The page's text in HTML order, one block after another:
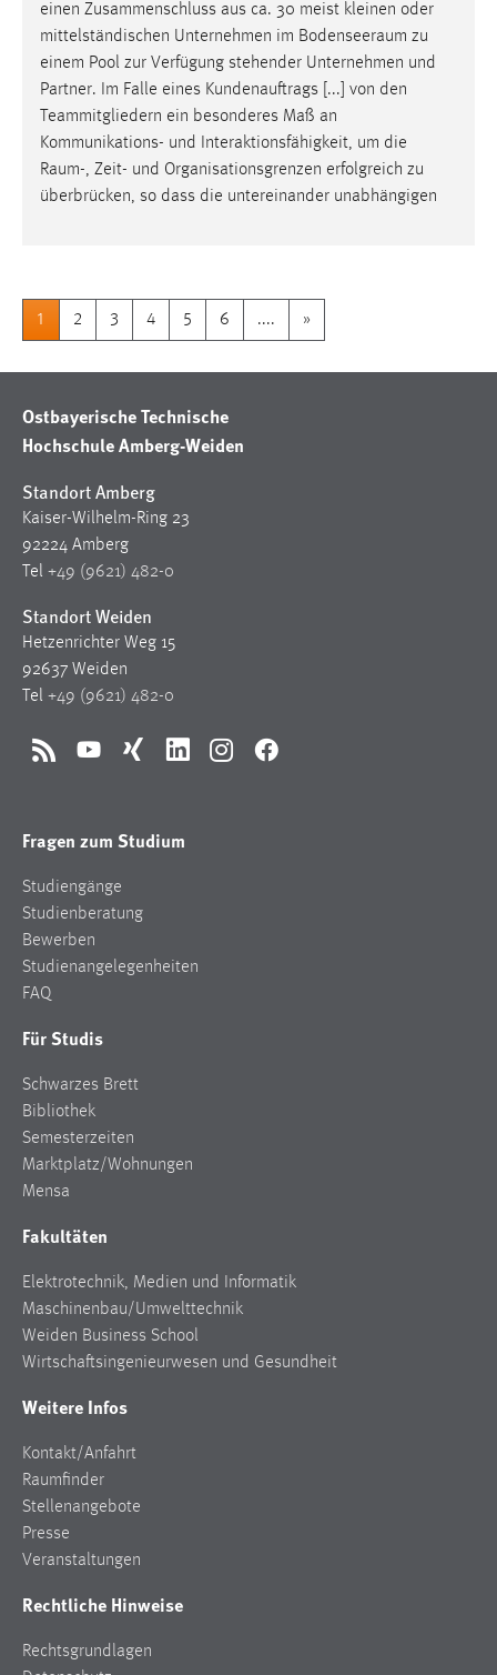
einen Zusammenschluss aus ca. 30 meist kleinen oder
mittelständischen Unternehmen im Bodenseeraum zu
einem Pool zur Verfügung stehender Unternehmen und
Partner. Im Falle eines Kundenauftrags [...] von den
Teammitgliedern ein besonderes Maß an
Kommunikations- und Interaktionsfähigkeit, um die
Raum-, Zeit- und Organisationsgrenzen erfolgreich zu
überbrücken, so dass die untereinander unabhängigen
1 2 3 4 5 6 .... »
Ostbayerische Technische
Hochschule Amberg-Weiden
Standort Amberg
Kaiser-Wilhelm-Ring 23
92224 Amberg
Tel +49 (9621) 482-0
Standort Weiden
Hetzenrichter Weg 15
92637 Weiden
Tel +49 (9621) 482-0
RSS YouTubeXing LinkedInInstagramFacebook
Fragen zum Studium
Studiengänge
Studienberatung
Bewerben
Studienangelegenheiten
FAQ
Für Studis
Schwarzes Brett
Bibliothek
Semesterzeiten
Marktplatz/Wohnungen
Mensa
Fakultäten
Elektrotechnik, Medien und Informatik
Maschinenbau/Umwelttechnik
Weiden Business School
Wirtschaftsingenieurwesen und Gesundheit
Weitere Infos
Kontakt/Anfahrt
Raumfinder
Stellenangebote
Presse
Veranstaltungen
Rechtliche Hinweise
Rechtsgrundlagen